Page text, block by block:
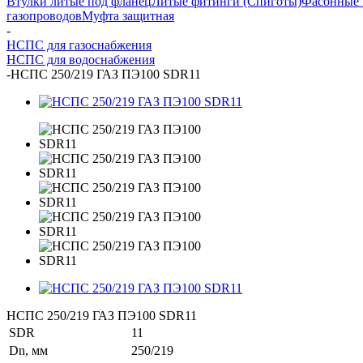
газопроводовМуфта защитная
-
НСПС для газоснабжения
НСПС для водоснабжения
-НСПС 250/219 ГАЗ ПЭ100 SDR11
НСПС 250/219 ГАЗ ПЭ100 SDR11
SDR
11
Dn, мм
250/219